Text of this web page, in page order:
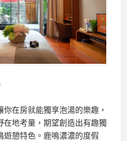
在房就能獨享泡湯的樂趣，
在地考量，期望創造出有趣獨
遊憩特色。鹿鳴濃濃的度假